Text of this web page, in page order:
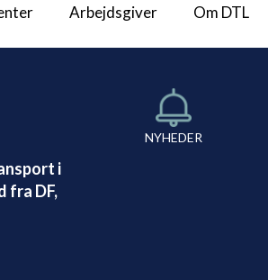
Arbejdsgiver Om DTL
NYHEDER
i
fra DF,